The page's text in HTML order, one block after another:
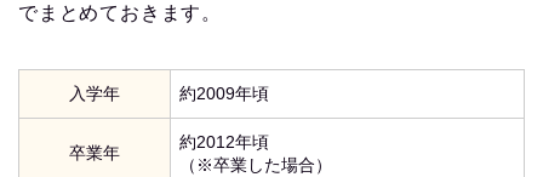
でまとめておきます。
入学年 約2009年頃
卒業年
約2012年頃
（※卒業した場合）